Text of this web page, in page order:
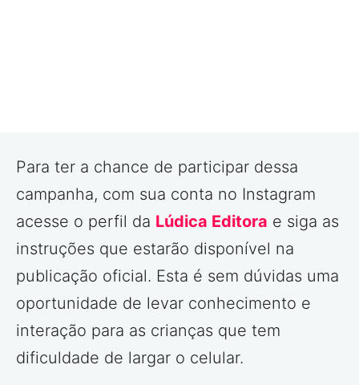
Para ter a chance de participar dessa
campanha, com sua conta no Instagram
acesse o perfil da Lúdica Editora e siga as
instruções que estarão disponível na
publicação oficial. Esta é sem dúvidas uma
oportunidade de levar conhecimento e
interação para as crianças que tem
dificuldade de largar o celular.